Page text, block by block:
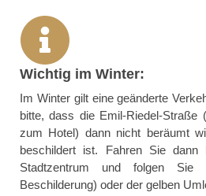
Wichtig im Winter:
Im Winter gilt eine geänderte
bitte, dass die Emil-Riedel-Straße
zum Hotel) dann nicht beräumt
beschildert ist. Fahren Sie dann
Stadtzentrum und folgen Sie
Beschilderung) oder der gelben